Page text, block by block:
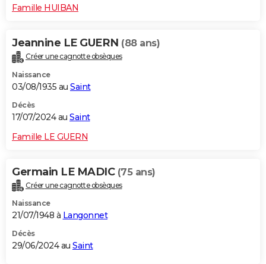
Famille HUIBAN
Jeannine LE GUERN (88 ans)
Créer une cagnotte obsèques
Naissance
03/08/1935 au Saint
Décès
17/07/2024 au Saint
Famille LE GUERN
Germain LE MADIC (75 ans)
Créer une cagnotte obsèques
Naissance
21/07/1948 à Langonnet
Décès
29/06/2024 au Saint